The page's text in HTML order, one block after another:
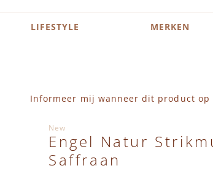
LIFESTYLE MERKEN
Informeer mij wanneer dit product op
New
Engel Natur
Saffraan